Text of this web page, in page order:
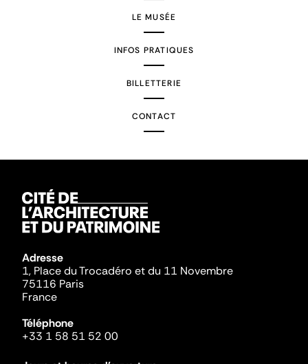
LE MUSÉE
INFOS PRATIQUES
BILLETTERIE
CONTACT
Adresse
1, Place du Trocadéro et du 11 Novembre
75116 Paris
France
Téléphone
+33 1 58 51 52 00